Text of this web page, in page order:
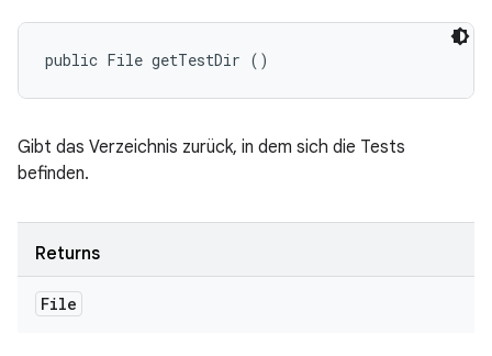
public File getTestDir ()
Gibt das Verzeichnis zurück, in dem sich die Tests
befinden.
Returns
File